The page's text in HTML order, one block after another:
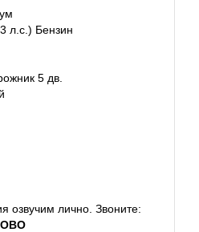
л.с.) Бензин
5 дв.
озвучим лично. Звоните: